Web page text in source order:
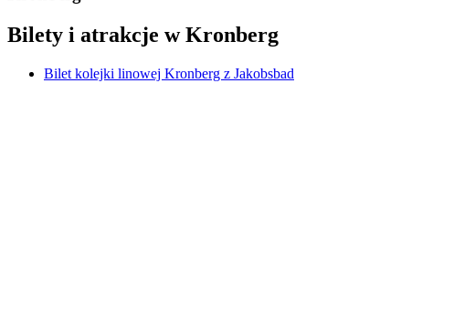
Bilety i atrakcje w Kronberg
Bilet kolejki linowej Kronberg z Jakobsbad